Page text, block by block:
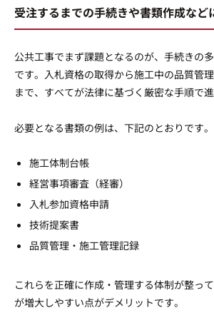
受注するまでの手続きや書類作成など
公共工事でまず課題となるのが、手続きの
です。入札資格の取得から施工中の品質管
まで、すべてが法律に基づく厳密な手順で進
必要となる書類の例は、下記のとおりです。
施工体制台帳
経営事項審査（経審）
入札参加資格申請
技術提案書
品質管理・施工管理記録
これらを正確に作成・管理する体制が整っ
が増大しやすい点がデメリットです。